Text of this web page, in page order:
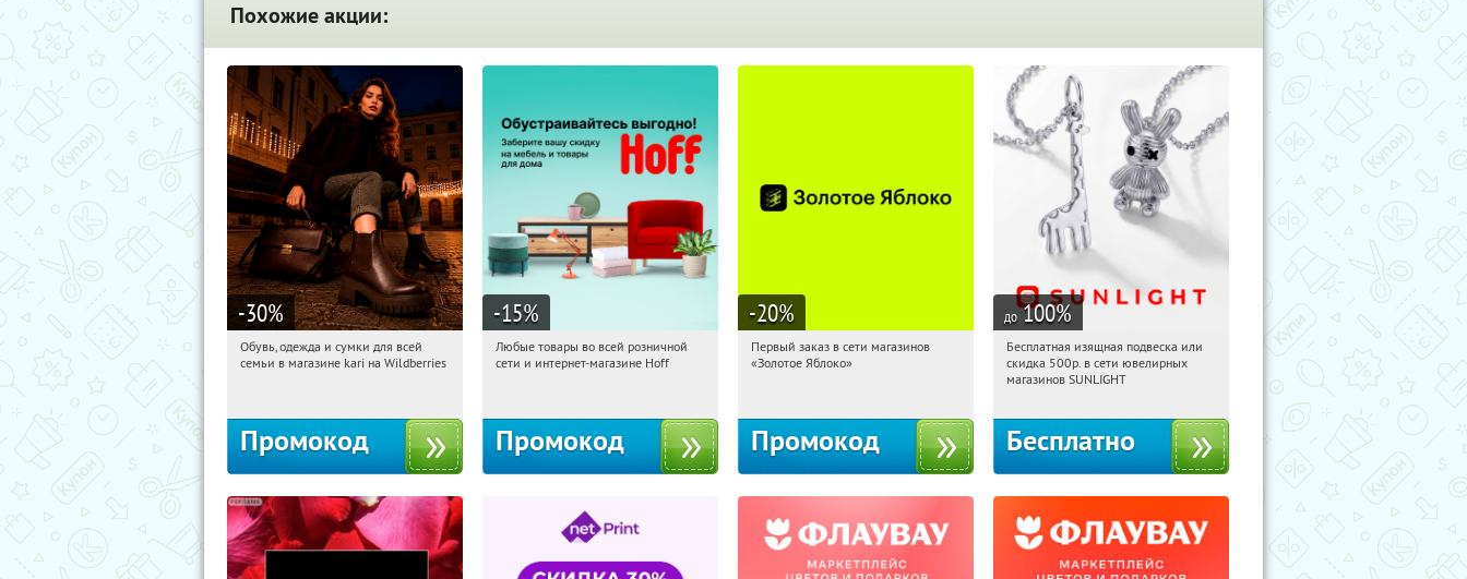
Похожие акции:
-30%
02:06:40 Получили:
Обувь, одежда и сумки для всей
семьи в магазине kari на Wildberries
Промокод
-15%
02:06:40 Получили:
Любые товары во всей розничной
сети и интернет-магазине Hoff
Промокод
-20%
02:06:40
Получи первым!
Первый заказ в сети магазинов
«Золотое Яблоко»
Промокод
до 100%
02:06:40 Получили:
Россия
Бесплатная изящная подвеска или
скидка 500р. в сети ювелирных
магазинов SUNLIGHT
Бесплатно